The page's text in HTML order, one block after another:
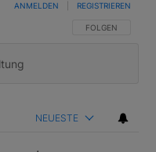
FOLGE DIESER
FOLGEN
ANMELDEN REGISTRIEREN
NEUESTE